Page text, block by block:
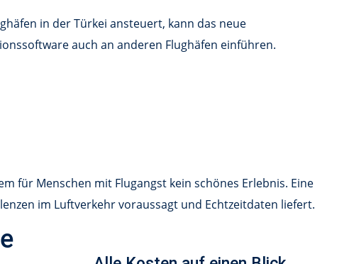
in der Türkei ansteuert, kann das neue
auch an anderen Flughäfen einführen.
für Menschen mit Flugangst kein schönes Erlebnis. Eine
im Luftverkehr voraussagt und Echtzeitdaten liefert.